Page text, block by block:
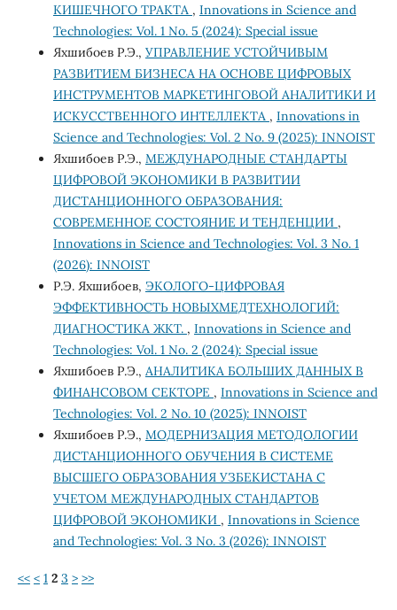
КИШЕЧНОГО ТРАКТА , Innovations in Science and
Technologies: Vol. 1 No. 5 (2024): Special issue
Яхшибоев Р.Э., УПРАВЛЕНИЕ УСТОЙЧИВЫМ
РАЗВИТИЕМ БИЗНЕСА НА ОСНОВЕ ЦИФРОВЫХ
ИНСТРУМЕНТОВ МАРКЕТИНГОВОЙ АНАЛИТИКИ И
ИСКУССТВЕННОГО ИНТЕЛЛЕКТА , Innovations in
Science and Technologies: Vol. 2 No. 9 (2025): INNOIST
Яхшибоев Р.Э., МЕЖДУНАРОДНЫЕ СТАНДАРТЫ
ЦИФРОВОЙ ЭКОНОМИКИ В РАЗВИТИИ
ДИСТАНЦИОННОГО ОБРАЗОВАНИЯ:
СОВРЕМЕННОЕ СОСТОЯНИЕ И ТЕНДЕНЦИИ ,
Innovations in Science and Technologies: Vol. 3 No. 1
(2026): INNOIST
Р.Э. Яхшибоев, ЭКОЛОГО-ЦИФРОВАЯ
ЭФФЕКТИВНОСТЬ НОВЫХМЕДТЕХНОЛОГИЙ:
ДИАГНОСТИКА ЖКТ. , Innovations in Science and
Technologies: Vol. 1 No. 2 (2024): Special issue
Яхшибоев Р.Э., АНАЛИТИКА БОЛЬШИХ ДАННЫХ В
ФИНАНСОВОМ СЕКТОРЕ , Innovations in Science and
Technologies: Vol. 2 No. 10 (2025): INNOIST
Яхшибоев Р.Э., МОДЕРНИЗАЦИЯ МЕТОДОЛОГИИ
ДИСТАНЦИОННОГО ОБУЧЕНИЯ В СИСТЕМЕ
ВЫСШЕГО ОБРАЗОВАНИЯ УЗБЕКИСТАНА С
УЧЕТОМ МЕЖДУНАРОДНЫХ СТАНДАРТОВ
ЦИФРОВОЙ ЭКОНОМИКИ , Innovations in Science
and Technologies: Vol. 3 No. 3 (2026): INNOIST
<< < 1 2 3 > >>